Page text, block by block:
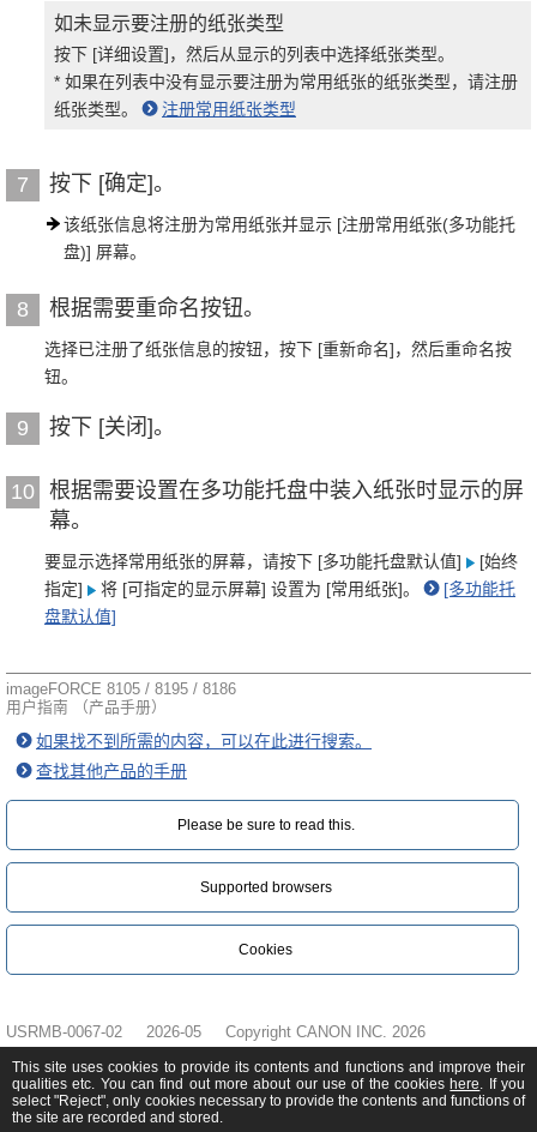
如未显示要注册的纸张类型
按下 [详细设置]，然后从显示的列表中选择纸张类型。
* 如果在列表中没有显示要注册为常用纸张的纸张类型，请注册
纸张类型。
注册常用纸张类型
7 按下 [确定]。
该纸张信息将注册为常用纸张并显示 [注册常用纸张(多功能托
盘)] 屏幕。
8 根据需要重命名按钮。
选择已注册了纸张信息的按钮，按下 [重新命名]，然后重命名按
钮。
9 按下 [关闭]。
10 根据需要设置在多功能托盘中装入纸张时显示的屏
幕。
要显示选择常用纸张的屏幕，请按下 [多功能托盘默认值]
[始终
指定]
将 [可指定的显示屏幕] 设置为 [常用纸张]。
[多功能托
盘默认值]
imageFORCE 8105 / 8195 / 8186
用户指南 （产品手册）
如果找不到所需的内容，可以在此进行搜索。
查找其他产品的手册
Please be sure to read this.‎
Supported browsers
Cookies
USRMB-0067-02 2026-05 Copyright CANON INC. 2026
This site uses cookies to provide its contents and functions and improve their
qualities etc. You can find out more about our use of the cookies here. If you
select "Reject", only cookies necessary to provide the contents and functions of
the site are recorded and stored.